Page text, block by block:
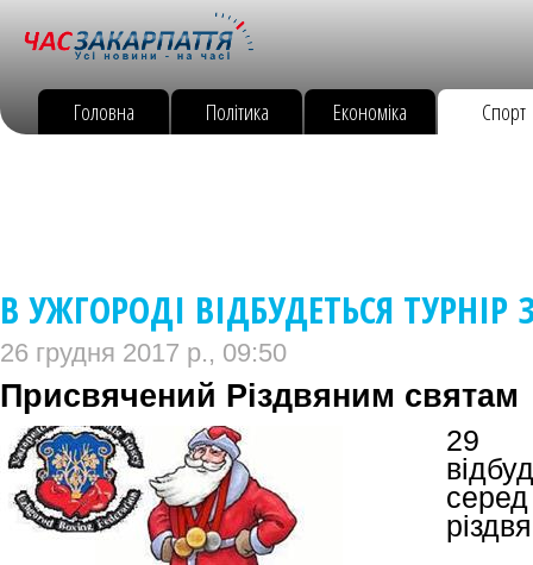
Головна Політика Економіка Спорт
В УЖГОРОДІ ВІДБУДЕТЬСЯ ТУРНІР
26 грудня 2017 р., 09:50
Присвячений Різдвяним святам
29